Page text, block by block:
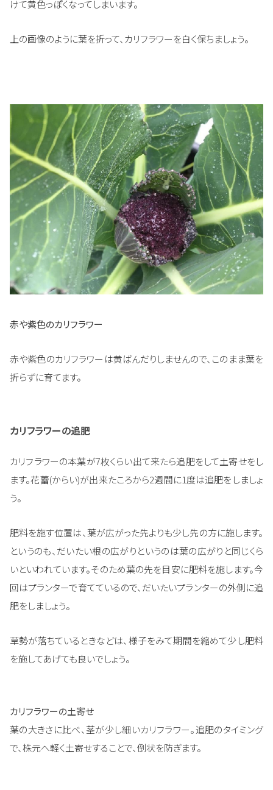
けて黄色っぽくなってしまいます。
上の画像のように葉を折って、カリフラワーを白く保ちましょう。
赤や紫色のカリフラワー
赤や紫色のカリフラワーは黄ばんだりしませんので、このまま葉を
折らずに育てます。
カリフラワーの追肥
カリフラワーの本葉が7枚くらい出て来たら追肥をして土寄せをし
ます。花蕾(からい)が出来たころから2週間に1度は追肥をしましょ
う。
肥料を施す位置は、葉が広がった先よりも少し先の方に施します。
というのも、だいたい根の広がりというのは葉の広がりと同じくら
いといわれています。そのため葉の先を目安に肥料を施します。今
回はプランターで育てているので、だいたいプランターの外側に追
肥をしましょう。
草勢が落ちているときなどは、様子をみて期間を縮めて少し肥料
を施してあげても良いでしょう。
カリフラワーの土寄せ
葉の大きさに比べ、茎が少し細いカリフラワー。追肥のタイミング
で、株元へ軽く土寄せすることで、倒状を防ぎます。